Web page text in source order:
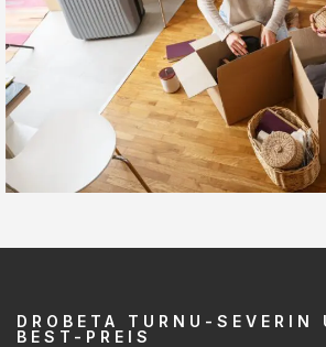
DROBETA TURNU-SEVERIN
BEST-PREIS